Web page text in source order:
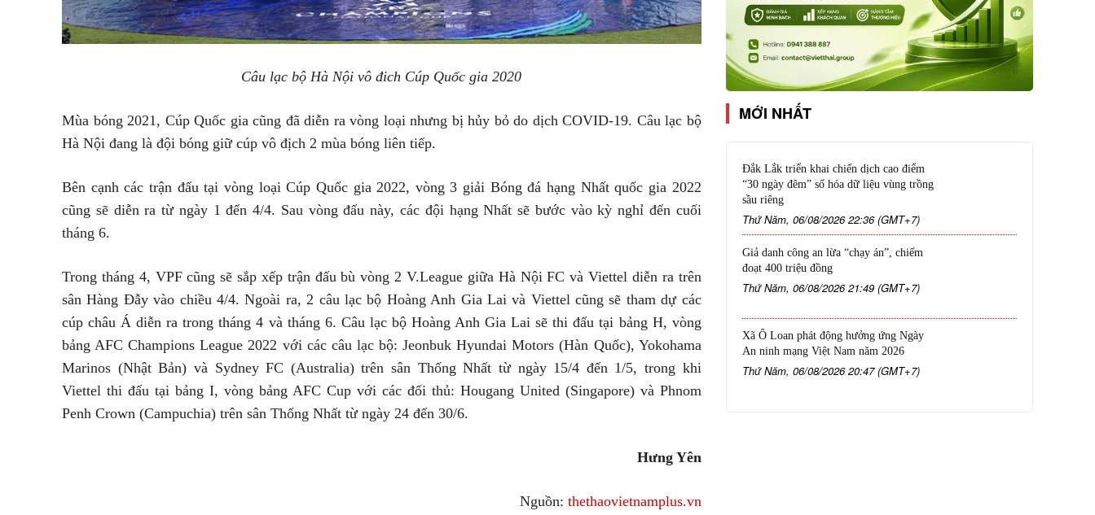
Câu lạc bộ Hà Nội vô đich Cúp Quốc gia 2020
Mùa bóng 2021, Cúp Quốc gia cũng đã diễn ra vòng loại nhưng bị hủy bỏ do dịch COVID-19. Câu lạc bộ
Hà Nội đang là đội bóng giữ cúp vô địch 2 mùa bóng liên tiếp.
Bên cạnh các trận đấu tại vòng loại Cúp Quốc gia 2022, vòng 3 giải Bóng đá hạng Nhất quốc gia 2022
cũng sẽ diễn ra từ ngày 1 đến 4/4. Sau vòng đấu này, các đội hạng Nhất sẽ bước vào kỳ nghỉ đến cuối
tháng 6.
Trong tháng 4, VPF cũng sẽ sắp xếp trận đấu bù vòng 2 V.League giữa Hà Nội FC và Viettel diễn ra trên
sân Hàng Đẫy vào chiều 4/4. Ngoài ra, 2 câu lạc bộ Hoàng Anh Gia Lai và Viettel cũng sẽ tham dự các
cúp châu Á diễn ra trong tháng 4 và tháng 6. Câu lạc bộ Hoàng Anh Gia Lai sẽ thi đấu tại bảng H, vòng
bảng AFC Champions League 2022 với các câu lạc bộ: Jeonbuk Hyundai Motors (Hàn Quốc), Yokohama
Marinos (Nhật Bản) và Sydney FC (Australia) trên sân Thống Nhất từ ngày 15/4 đến 1/5, trong khi
Viettel thi đấu tại bảng I, vòng bảng AFC Cup với các đối thủ: Hougang United (Singapore) và Phnom
Penh Crown (Campuchia) trên sân Thống Nhất từ ngày 24 đến 30/6.
Hưng Yên
Nguồn: thethaovietnamplus.vn
MỚI NHẤT
Đắk Lắk triển khai chiến dịch cao điểm
“30 ngày đêm” số hóa dữ liệu vùng trồng
sầu riêng
Thứ Năm, 06/08/2026 22:36 (GMT+7)
Giả danh công an lừa “chạy án”, chiếm
đoạt 400 triệu đồng
Thứ Năm, 06/08/2026 21:49 (GMT+7)
Xã Ô Loan phát động hưởng ứng Ngày
An ninh mạng Việt Nam năm 2026
Thứ Năm, 06/08/2026 20:47 (GMT+7)